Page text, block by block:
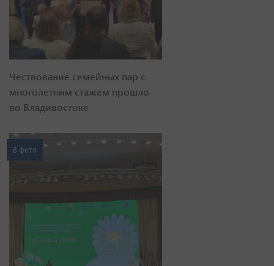
Чествование семейных пар с
многолетним стажем прошло
во Владивостоке
8 фото